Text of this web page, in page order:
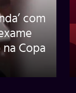
com
Copa